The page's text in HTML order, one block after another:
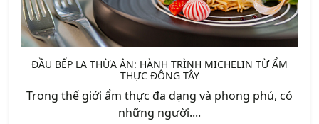
ĐẦU BẾP LA THỪA ÂN: HÀNH TRÌNH MICHELIN TỪ ẨM
THỰC ĐÔNG TÂY
Trong thế giới ẩm thực đa dạng và phong phú, có
những người....